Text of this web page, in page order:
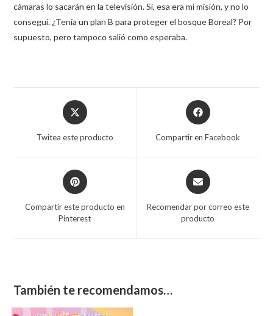
cámaras lo sacarán en la televisión. Sí, esa era mi misión, y no lo
conseguí. ¿Tenía un plan B para proteger el bosque Boreal? Por
supuesto, pero tampoco salió como esperaba.
Twitea este producto Compartir en Facebook
Compartir este producto en
Pinterest
Recomendar por correo este
producto
También te recomendamos…